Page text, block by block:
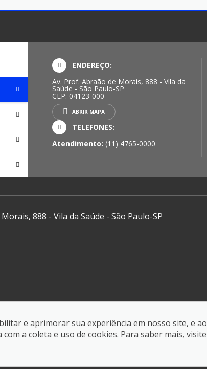
ENDEREÇO:
Av. Prof. Abraão de Morais, 888 - Vila da
Saúde - São Paulo-SP
CEP: 04123-000
ABRIR MAPA
TELEFONES:
Atendimento: (11) 4765-0000
888 - Vila da Saúde - São Paulo-SP
e aprimorar sua experiência em nosso site, e ao
a coleta e uso de cookies. Para saber mais, visite